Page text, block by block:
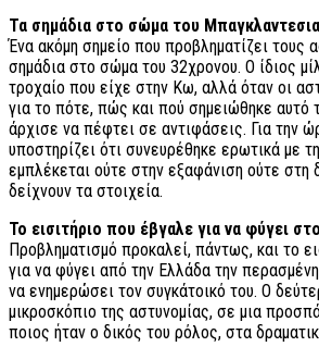
Τα σημάδια στο σώμα του
Ένα ακόμη σημείο που προβληματίζει τους
σημάδια στο σώμα του 32χρονου. Ο ίδιος
τροχαίο που είχε στην Κω, αλλά όταν οι
για το πότε, πώς και πού σημειώθηκε αυτό
άρχισε να πέφτει σε αντιφάσεις. Για την
υποστηρίζει ότι συνευρέθηκε ερωτικά με
εμπλέκεται ούτε στην εξαφάνιση ούτε
δείχνουν τα στοιχεία.
Το εισιτήριο που έβγαλε για να φύγει
Προβληματισμό προκαλεί, πάντως, και το
για να φύγει από την Ελλάδα την
να ενημερώσει τον συγκάτοικό του. Ο
μικροσκόπιο της αστυνομίας, σε μια
ποιος ήταν ο δικός του ρόλος, στα